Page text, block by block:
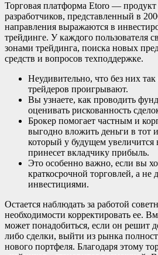
Торговая платформа Etoro — продукт
разработчиков, представленный в
направления выражаются в
трейдинге. У каждого пользователя
зонами трейдинга, поиска новых
средств и вопросов техподдержке.
Неудивительно, что без них
трейдеров проигрывают.
Вы узнаете, как проводить
оценивать рискованность
Брокер помогает частным и
выгодно вложить деньги в тот
который у будущем
принесет вкладчику прибыль.
Это особенно важно, если вы
краткосрочной торговлей, а не
инвестициями.
Остается наблюдать за работой
необходимости корректировать ее.
может понадобиться, если он решит
либо сделки, выйти из рынка
нового портфеля. Благодаря этому